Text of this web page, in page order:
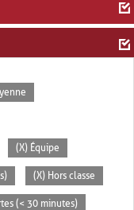
(X) Équipe
(X) Hors classe
(< 30 minutes)